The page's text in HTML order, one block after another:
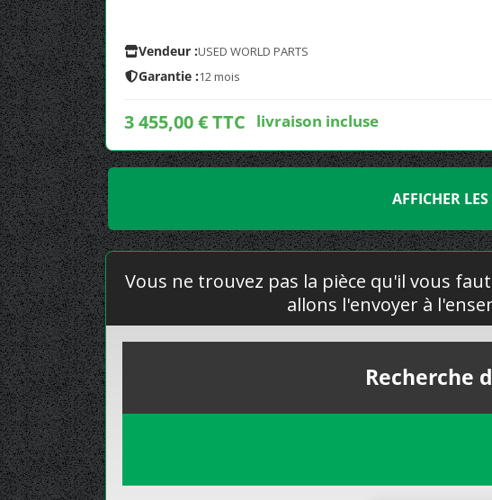
Vendeur :USED WORLD PARTS
Garantie :12 mois
3 455,00 € TTC livraison incluse
AFFICHER
Vous ne trouvez pas la pièce qu'il vous
allons l'envoyer à
Recherche